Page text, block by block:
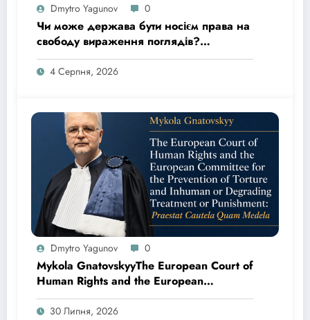
Dmytro Yagunov 0
Чи може держава бути носієм права на
свободу вираження поглядів?
Верховний Суд відкрив провадження
за касаційною скаргою адвокатів Юрія
4 Серпня, 2026
Dmytro Yagunov 0
Mykola GnatovskyyThe European Court of
Human Rights and the European
Committee for the Prevention of Torture
and Inhuman or Degrading Treatment or
30 Липня, 2026